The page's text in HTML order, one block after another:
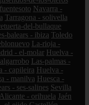
Navarra -
Tarragona - solivella
del-bullaque
balears - ibiza Toledo
La-rioja -
- el-molar Huelva -
Las-palmas -
- capileira Huelva -
- manilva Huesca -
- ses-salines Sevilla
Alicante - orihuela Jaén